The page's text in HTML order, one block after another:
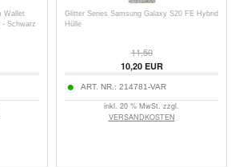
Wallet
- Schwarz
Glitter Series Samsung Galaxy S20 FE Hybrid
Hülle
11,50
10,20EUR
ART. NR.: 214781-VAR
inkl. 20 % MwSt. zzgl.
VERSANDKOSTEN